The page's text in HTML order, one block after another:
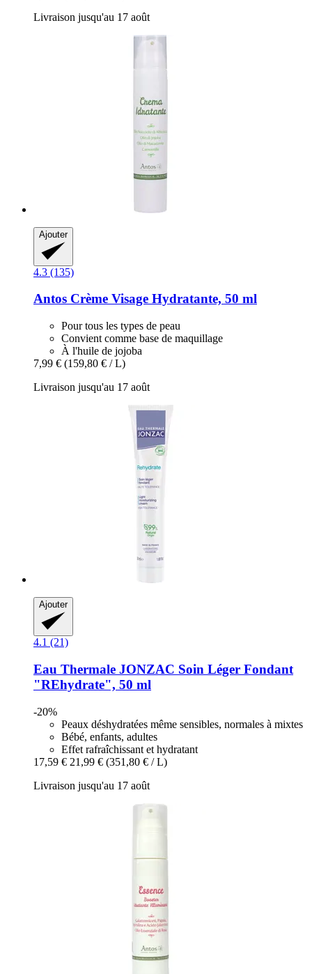
Livraison jusqu'au 17 août
Ajouter
4.3 (135)
Antos Crème Visage Hydratante, 50 ml
Pour tous les types de peau
Convient comme base de maquillage
À l'huile de jojoba
7,99 € (159,80 € / L)
Livraison jusqu'au 17 août
Ajouter
4.1 (21)
Eau Thermale JONZAC Soin Léger Fondant
"REhydrate", 50 ml
-20%
Peaux déshydratées même sensibles, normales à mixtes
Bébé, enfants, adultes
Effet rafraîchissant et hydratant
17,59 € 21,99 € (351,80 € / L)
Livraison jusqu'au 17 août